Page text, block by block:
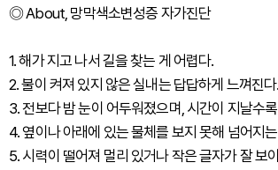
◎ About, 망막색소변성증 자가진단
1. 해가 지고 나서 길을 찾는 게 어렵다.
2. 불이 켜져 있지 않은 실내는 답답하게 느껴진다.
3. 전보다 밤 눈이 어두워졌으며, 시간이 지날수
4. 옆이나 아래에 있는 물체를 보지 못해 넘어지
5. 시력이 떨어져 멀리 있거나 작은 글자가 잘 보